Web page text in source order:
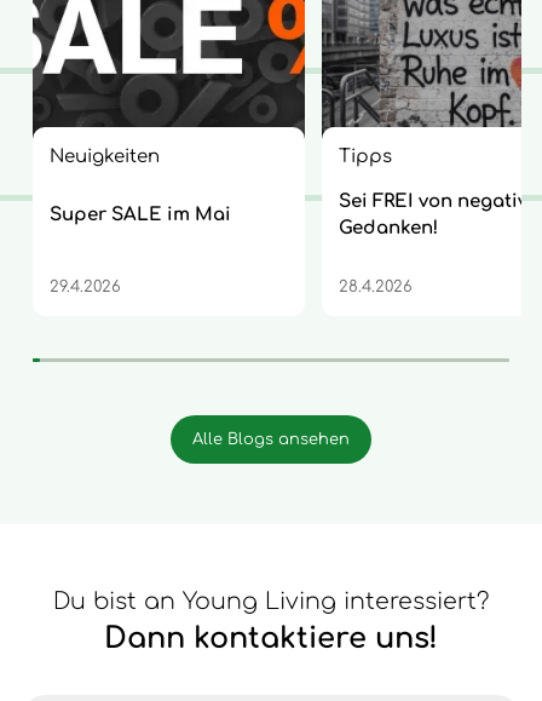
Neuigkeiten
Super SALE im Mai
29.4.2026
Tipps
Sei FREI von
Gedanken!
28.4.2026
Alle Blogs ansehen
Du bist an Young Living interessiert?
Dann kontaktiere uns!